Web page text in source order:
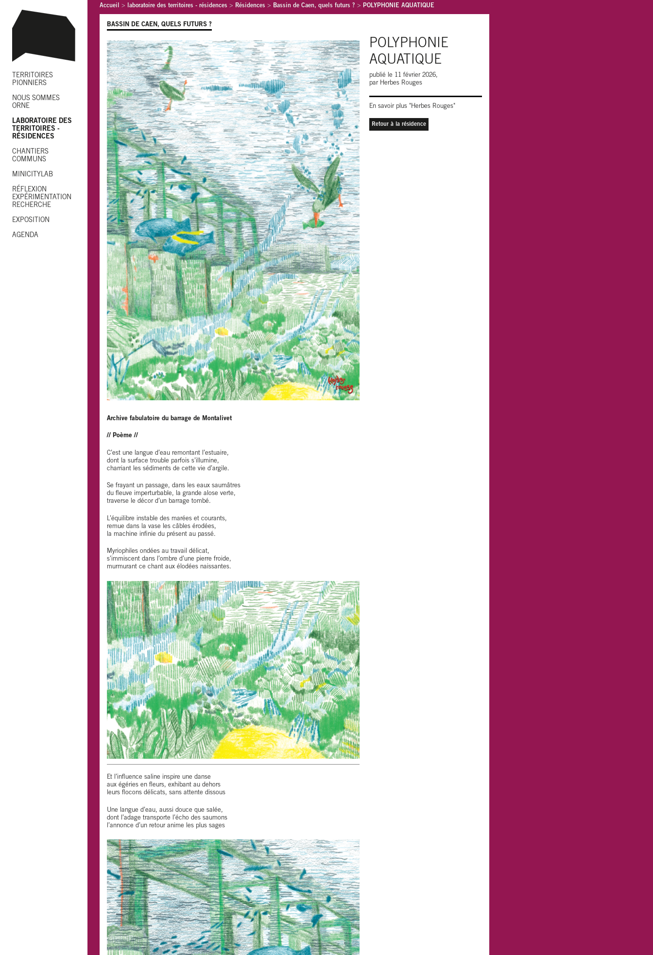
TERRITOIRES
PIONNIERS
NOUS SOMMES
ORNE
LABORATOIRE DES
TERRITOIRES -
RÉSIDENCES
CHANTIERS
COMMUNS
MINICITYLAB
RÉFLEXION
EXPÉRIMENTATION
RECHERCHE
EXPOSITION
AGENDA
Accueil > laboratoire des territoires - résidences > Résidences > Bassin de Caen, quels futurs ? > POLYPHONIE AQUATIQUE
POLYPHONIE
AQUATIQUE
publié le 11 février 2026,
par Herbes Rouges
En savoir plus "Herbes Rouges"
Retour à la résidence
BASSIN DE CAEN, QUELS FUTURS ?
Archive fabulatoire du barrage de Montalivet
// Poème //
C’est une langue d’eau remontant l’estuaire,
dont la surface trouble parfois s’illumine,
charriant les sédiments de cette vie d’argile.
Se frayant un passage, dans les eaux saumâtres
du fleuve imperturbable, la grande alose verte,
traverse le décor d’un barrage tombé.
L’équilibre instable des marées et courants,
remue dans la vase les câbles érodées,
la machine infinie du présent au passé.
Myriophiles ondées au travail délicat,
s’immiscent dans l’ombre d’une pierre froide,
murmurant ce chant aux élodées naissantes.
Et l’influence saline inspire une danse
aux égéries en fleurs, exhibant au dehors
leurs flocons délicats, sans attente dissous
Une langue d’eau, aussi douce que salée,
dont l’adage transporte l’écho des saumons
l’annonce d’un retour anime les plus sages